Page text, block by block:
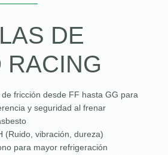
DE
RACING
fricción desde FF hasta GG para
y seguridad al frenar
(Ruido, vibración, dureza)
para mayor refrigeración